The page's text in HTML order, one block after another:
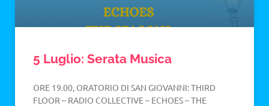
5 Luglio: Serata Musica
ORE 19.00, ORATORIO DI SAN GIOVANNI: THIRD
FLOOR – RADIO COLLECTIVE – ECHOES – THE